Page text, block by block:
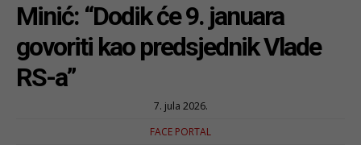
Minić: “Dodik će 9. januara
govoriti kao predsjednik Vlade
RS-a”
7. jula 2026.
FACE PORTAL